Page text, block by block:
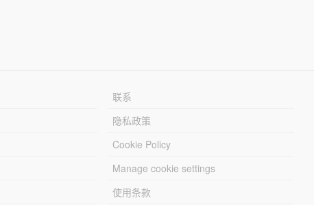
联系
隐私政策
Cookie Policy
Manage cookie settings
使用条款